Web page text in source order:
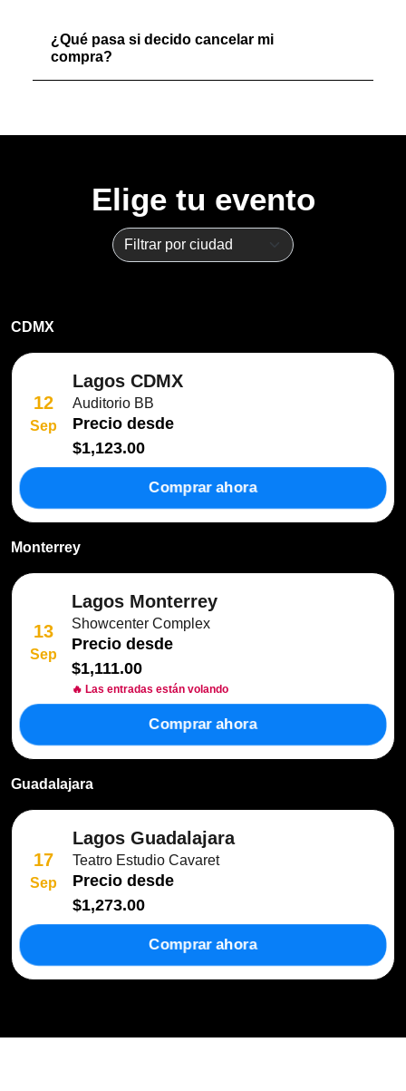
¿Qué pasa si decido cancelar mi
compra?
Elige tu evento
CDMX
12
Sep
Lagos CDMX
Auditorio BB
Precio desde
$1,123.00
Comprar ahora
Monterrey
13
Sep
Lagos Monterrey
Showcenter Complex
Precio desde
$1,111.00
🔥 Las entradas están volando
Comprar ahora
Guadalajara
17
Sep
Lagos Guadalajara
Teatro Estudio Cavaret
Precio desde
$1,273.00
Comprar ahora